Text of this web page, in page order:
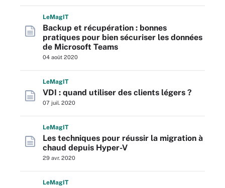
LeMagIT
Backup et récupération : bonnes
pratiques pour bien sécuriser les données
de Microsoft Teams
04 août 2020
LeMagIT
VDI : quand utiliser des clients légers ?
07 juil. 2020
LeMagIT
Les techniques pour réussir la migration à
chaud depuis Hyper-V
29 avr. 2020
LeMagIT